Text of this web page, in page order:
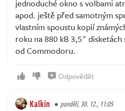
jednoduché okno s volbami
apod. ještě před samotným
vlastním spoustu kopií
roku na 880 kB 3,5"
od Commodoru.
Odpovědět
Kalkin pondělí, 30. 12., 11:05